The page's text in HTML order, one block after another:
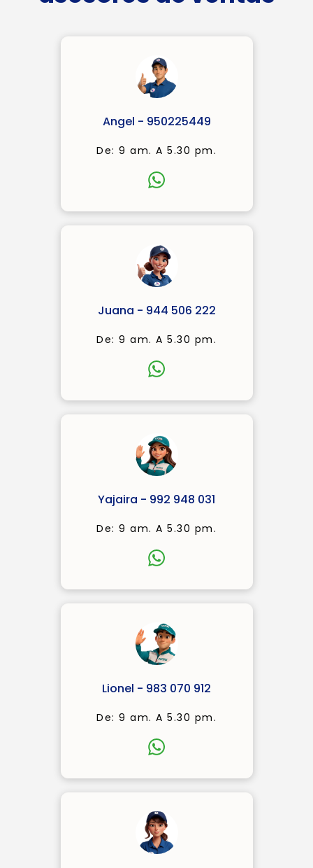
Angel - 950225449
De: 9 am. A 5.30 pm.
Juana - 944 506 222
De: 9 am. A 5.30 pm.
Yajaira - 992 948 031
De: 9 am. A 5.30 pm.
Lionel - 983 070 912
De: 9 am. A 5.30 pm.